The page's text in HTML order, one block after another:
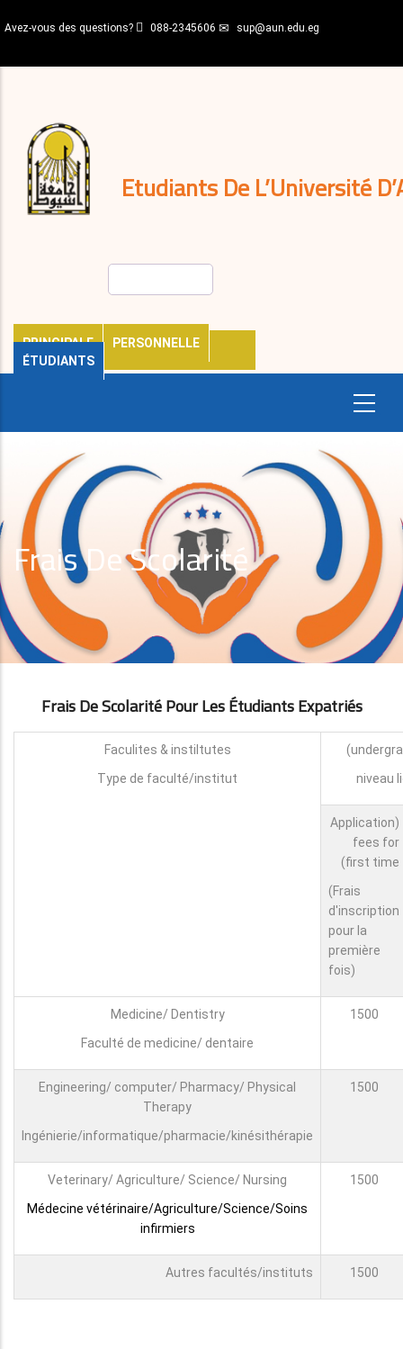
au
principal
Avez-vous des questions? 088-2345606 sup@aun.edu.eg
Etudiants De L’Université
PRINCIPALE
PERSONNELLE
ÉTUDIANTS
décisions
Expatriés
Journal
Frais De Scolarité
Frais De Scolarité Pour Les Étudiants ExpatriÉS
Faculites & instiltutes
Type de faculté/institut
niveau
(Application
fees for
first time)
(Frais
d'inscription
pour la
première
fois)
Medicine/ Dentistry
Faculté de medicine/ dentaire
1500
Engineering/ computer/ Pharmacy/ Physical
Therapy
Ingénierie/informatique/pharmacie/kinésithérapie
1500
Veterinary/ Agriculture/ Science/ Nursing
Médecine vétérinaire/Agriculture/Science/Soins
infirmiers
1500
Autres facultés/instituts 1500